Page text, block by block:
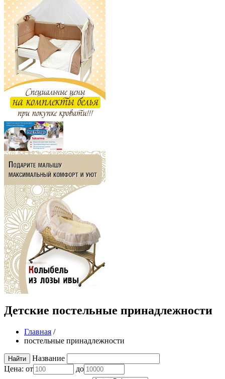
Детские постельные принадлежности
Главная /
постельные принадлежности
Название
Цена: от до